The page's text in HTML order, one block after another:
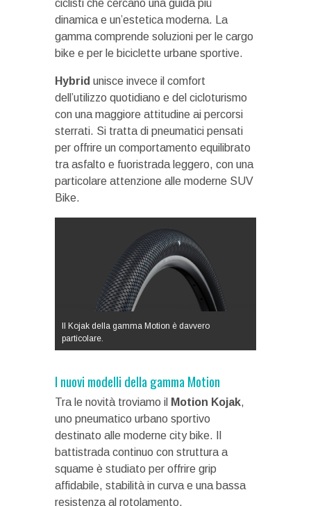
ciclisti che cercano una guida più
dinamica e un’estetica moderna. La
gamma comprende soluzioni per le cargo
bike e per le biciclette urbane sportive.
Hybrid unisce invece il comfort
dell’utilizzo quotidiano e del cicloturismo
con una maggiore attitudine ai percorsi
sterrati. Si tratta di pneumatici pensati
per offrire un comportamento equilibrato
tra asfalto e fuoristrada leggero, con una
particolare attenzione alle moderne SUV
Bike.
Il Kojak della gamma Motion è davvero
particolare.
I nuovi modelli della gamma Motion
Tra le novità troviamo il Motion Kojak,
uno pneumatico urbano sportivo
destinato alle moderne city bike. Il
battistrada continuo con struttura a
squame è studiato per offrire grip
affidabile, stabilità in curva e una bassa
resistenza al rotolamento.